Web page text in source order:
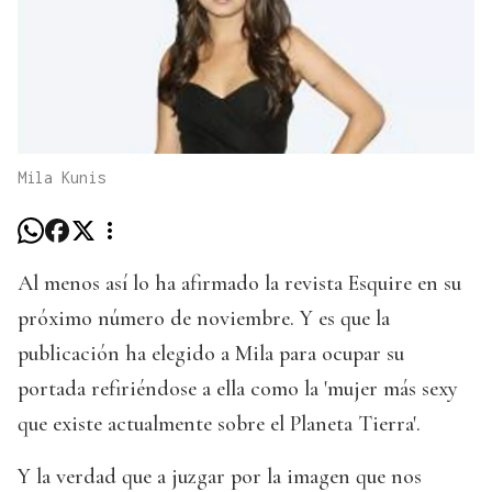
Mila Kunis
Al menos así lo ha afirmado la revista Esquire en su
próximo número de noviembre. Y es que la
publicación ha elegido a Mila para ocupar su
portada refiriéndose a ella como la 'mujer más sexy
que existe actualmente sobre el Planeta Tierra'.
Y la verdad que a juzgar por la imagen que nos